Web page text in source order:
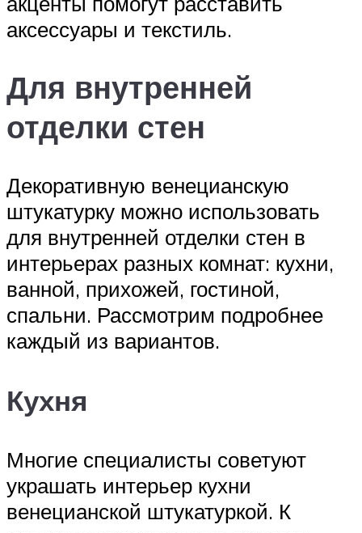
аксессуары и текстиль.
Для внутренней
отделки стен
Декоративную венецианскую
штукатурку можно использовать
для внутренней отделки стен в
интерьерах разных комнат: кухни,
ванной, прихожей, гостиной,
спальни. Рассмотрим подробнее
каждый из вариантов.
Кухня
Многие специалисты советуют
украшать интерьер кухни
венецианской штукатуркой. К